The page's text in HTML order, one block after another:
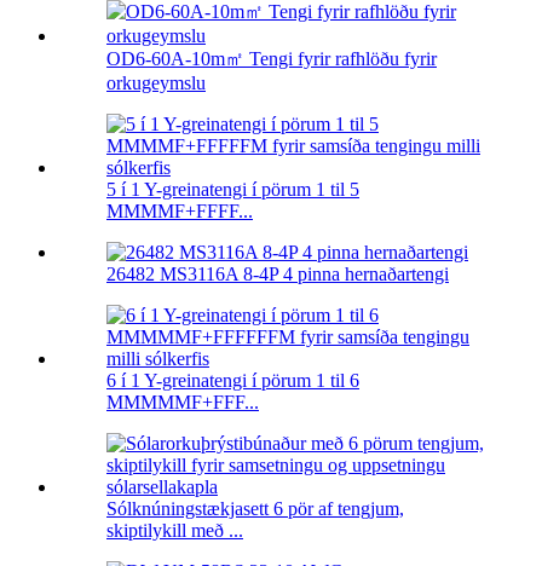
OD6-60A-10m㎡ Tengi fyrir rafhlöðu fyrir
orkugeymslu
5 í 1 Y-greinatengi í pörum 1 til 5
MMMMF+FFFF...
26482 MS3116A 8-4P 4 pinna hernaðartengi
6 í 1 Y-greinatengi í pörum 1 til 6
MMMMMF+FFF...
Sólknúningstækjasett 6 pör af tengjum,
skiptilykill með ...